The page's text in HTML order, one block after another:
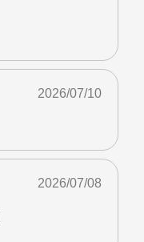
2026/07/10
2026/07/08